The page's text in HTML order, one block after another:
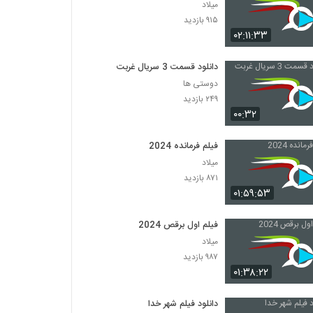
۰۲:۱۱:۳۳
میلاد
۹۱۵ بازدید
۰۰:۳۲
دانلود قسمت 3 سریال غربت
دوستی ها
۲۴۹ بازدید
۰۱:۵۹:۵۳
فیلم فرمانده 2024
میلاد
۸۷۱ بازدید
۰۱:۳۸:۲۲
فیلم اول برقص 2024
میلاد
۹۸۷ بازدید
دانلود فیلم شهر خدا